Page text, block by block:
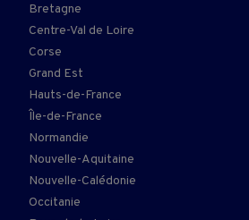
Bretagne
Centre-Val de Loire
Corse
Grand Est
Hauts-de-France
Île-de-France
Normandie
Nouvelle-Aquitaine
Nouvelle-Calédonie
Occitanie